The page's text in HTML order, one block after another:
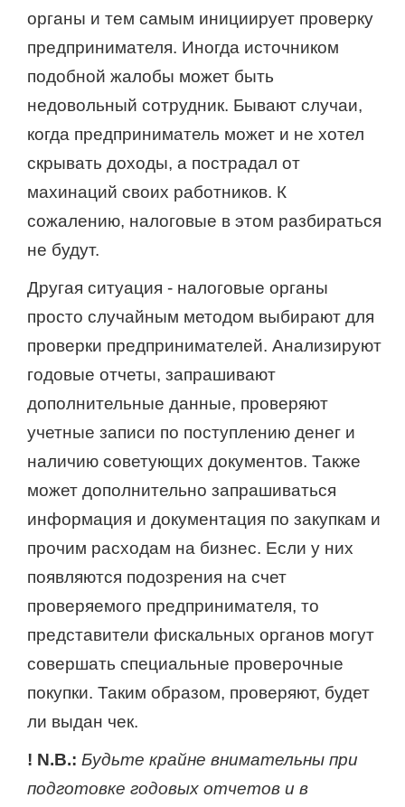
органы и тем самым инициирует проверку
предпринимателя. Иногда источником
подобной жалобы может быть
недовольный сотрудник. Бывают случаи,
когда предприниматель может и не хотел
скрывать доходы, а пострадал от
махинаций своих работников. К
сожалению, налоговые в этом разбираться
не будут.
Другая ситуация ‑ налоговые органы
просто случайным методом выбирают для
проверки предпринимателей. Анализируют
годовые отчеты, запрашивают
дополнительные данные, проверяют
учетные записи по поступлению денег и
наличию советующих документов. Также
может дополнительно запрашиваться
информация и документация по закупкам и
прочим расходам на бизнес. Если у них
появляются подозрения на счет
проверяемого предпринимателя, то
представители фискальных органов могут
совершать специальные проверочные
покупки. Таким образом, проверяют, будет
ли выдан чек.
! N.B.: Будьте крайне внимательны при
подготовке годовых отчетов и в